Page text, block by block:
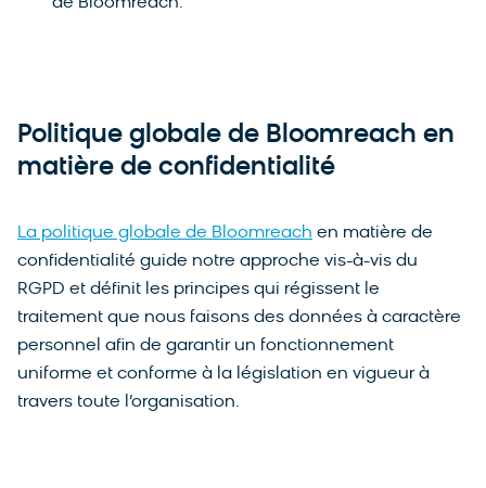
Politique globale de Bloomreach en
matière de confidentialité
La politique globale de Bloomreach en matière de
confidentialité guide notre approche vis-à-vis du
RGPD et définit les principes qui régissent le
traitement que nous faisons des données à caractère
personnel afin de garantir un fonctionnement
uniforme et conforme à la législation en vigueur à
travers toute l’organisation.